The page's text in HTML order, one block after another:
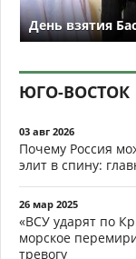
День взятия
ЮГО-ВОСТОК
03 авг 2026
Почему Россия
элит в спину:
26 мар 2025
«ВСУ ударят по
морское
тревогу